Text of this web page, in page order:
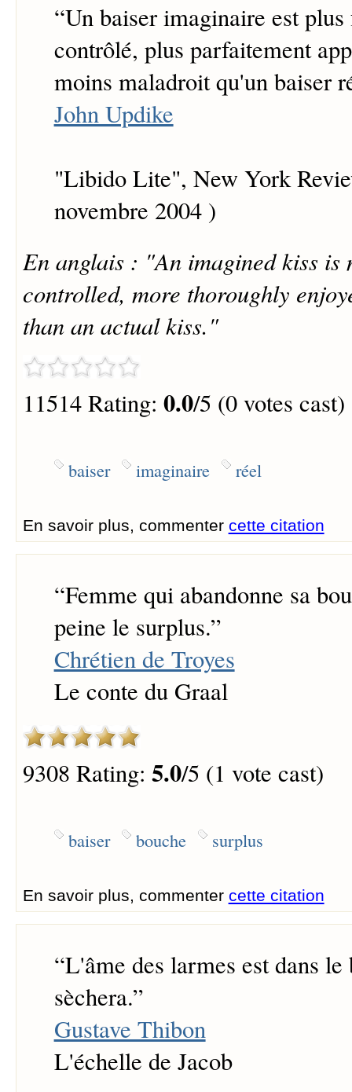
“Un baiser imaginaire est
contrôlé, plus parfaitement
moins maladroit qu'un baiser
John Updike
"Libido Lite", New York
novembre 2004 )
En anglais : "An imagined kiss is
controlled, more thoroughly
than an actual kiss."
11514 Rating: 0.0/5 (0 votes cast)
baiser imaginaire réel
En savoir plus, commenter cette citation
“Femme qui abandonne sa
peine le surplus.”
Chrétien de Troyes
Le conte du Graal
9308 Rating: 5.0/5 (1 vote cast)
baiser bouche surplus
En savoir plus, commenter cette citation
“L'âme des larmes est dans le
sèchera.”
Gustave Thibon
L'échelle de Jacob